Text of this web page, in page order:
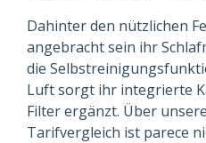
Dahinter den nützlichen
angebracht sein ihr
die
Luft sorgt ihr integrierte
Filter ergänzt. Über
Tarifvergleich ist parece